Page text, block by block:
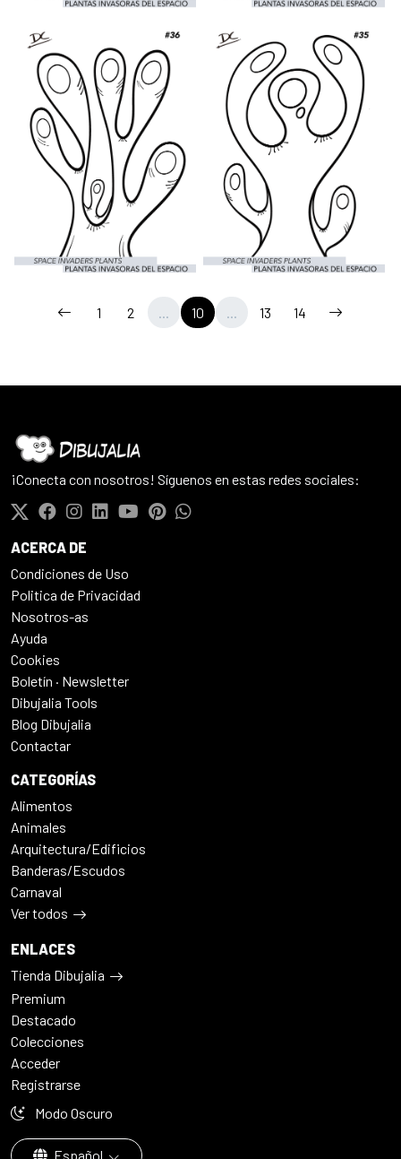
1 2 ... 10 ... 13 14
¡Conecta con nosotros! Síguenos en estas redes sociales:
ACERCA DE
Condiciones de Uso
Politica de Privacidad
Nosotros-as
Ayuda
Cookies
Boletín · Newsletter
Dibujalia Tools
Blog Dibujalia
Contactar
CATEGORÍAS
Alimentos
Animales
Arquitectura/Edificios
Banderas/Escudos
Carnaval
Ver todos
ENLACES
Tienda Dibujalia
Premium
Destacado
Colecciones
Acceder
Registrarse
Modo Oscuro
Español